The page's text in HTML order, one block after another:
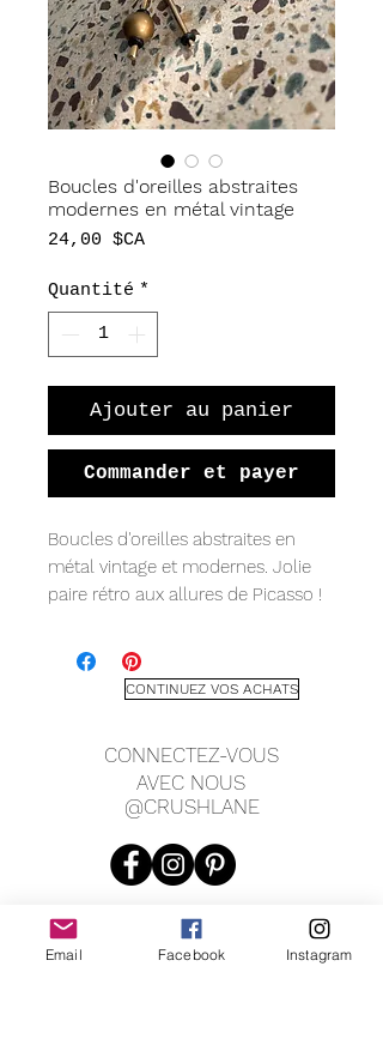
Boucles d'oreilles abstraites
modernes en métal vintage
24,00 $CAPrix
Quantité *
Ajouter au panier
Commander et payer
Boucles d'oreilles abstraites en
métal vintage et modernes. Jolie
paire rétro aux allures de Picasso !
mesure environ 1,25" de large et 3"
de long.
CONTINUEZ VOS ACHATS
CONNECTEZ-VOUS
AVEC NOUS
@CRUSHLANE
Email Facebook Instagram